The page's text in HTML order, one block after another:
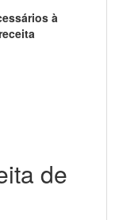
à
de